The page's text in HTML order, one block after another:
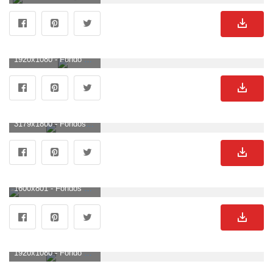
1920x1080 - Fondo de pantalla de Minecraft # 6865248. Imágen HD 1080p de Minecraft.
3179x1800 - Fondos de Minecraft gratis # 24KQM51 - 4USkY. Fondo para computadora de Minecraft.
1600x801 - Fondos de Minecraft - Los mejores fondos de Minecraft gratis - WallpaperAccess. Wallpaper de Minecraft.
1920x1080 - Fondo de pantalla de Minecraft 13 - [1920x1080]. Imágen HD 1080p de Minecraft.